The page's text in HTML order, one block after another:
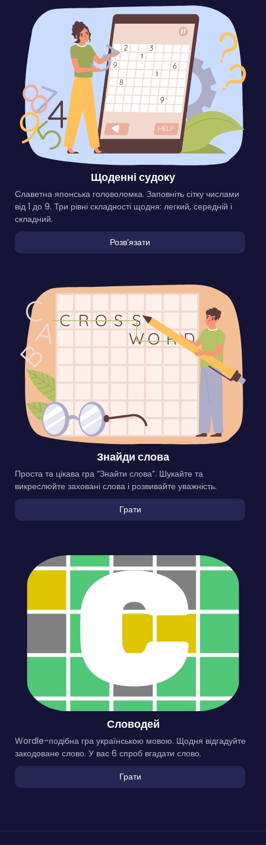
Щоденні судоку
Славетна японська головоломка. Заповніть сітку числами
від 1 до 9. Три рівні складності щодня: легкий, середній і
складний.
Розвʼязати
Знайди слова
Проста та цікава гра “Знайти слова”. Шукайте та
викреслюйте заховані слова і розвивайте уважність.
Грати
Словодей
Wordle-подібна гра українською мовою. Щодня відгадуйте
закодоване слово. У вас 6 спроб вгадати слово.
Грати